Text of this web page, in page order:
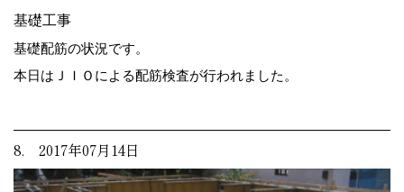
基礎工事
基礎配筋の状況です。
本日はＪＩＯによる配筋検査が行われました。
8. 2017年07月14日